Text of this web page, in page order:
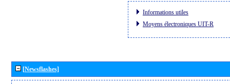
Informations utiles
Moyens électroniques UIT-R
[Newsflashes]